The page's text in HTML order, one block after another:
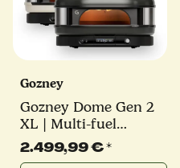
Gozney
Gozney Dome Gen 2
XL | Multi-fuel
Pizzaofen | schwarz
oder creme
2.499,99 €*